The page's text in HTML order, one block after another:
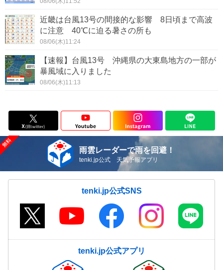
近畿は台風13号の間接的な影響 8日頃まで高波
に注意 40℃に迫る暑さの所も
08/06(木)11:24
【速報】台風13号 沖縄県の大東島地方の一部が
暴風域に入りました
08/06(木)11:13
雨雲レーダーで雨を回避！
tenki.jp公式 天気予報アプリ
tenki.jp公式SNS
tenki.jp公式アプリ